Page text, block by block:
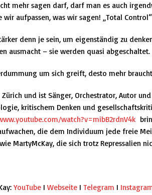
mehr sagen darf, darf man es auch
aufpassen, was wir sagen! „Total
denn je sein, um eigenständig zu
ausmacht – sie werden quasi abgeschaltet.
um sich greift, desto mehr
und ist Sänger, Orchestrator, Autor
kritischem Denken und
watch?v=mibB2rdnV4k
die dem Individuum jede freie
MartyMcKay, die sich trotz Repressalien
YouTubeI WebseiteI Telegram I